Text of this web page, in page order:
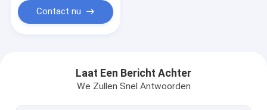
Contact nu
Laat Een Bericht Achter
We Zullen Snel Antwoorden